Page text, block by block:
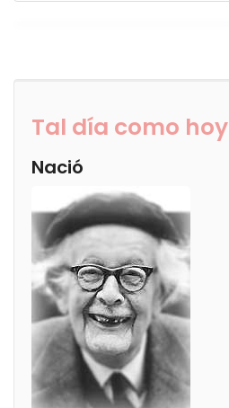
Tal día como hoy
Nació